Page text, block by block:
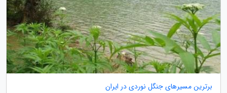
برترین مسیرهای جنگل نوردی در ایران